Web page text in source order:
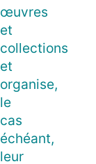
œuvres
et
collections
et
organise,
le
cas
échéant,
leur